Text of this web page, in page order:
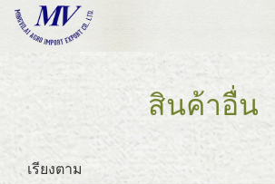
สินค้าอื่น
เรียงตาม